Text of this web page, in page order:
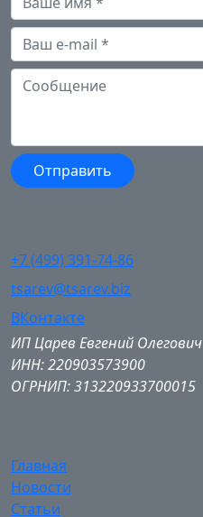
+7 (499) 391-74-86
tsarev@tsarev.biz
ВКонтакте
ИП Царев Евгений Олегович
ИНН: 220903573900
ОГРНИП: 313220933700015
Главная
Новости
Статьи